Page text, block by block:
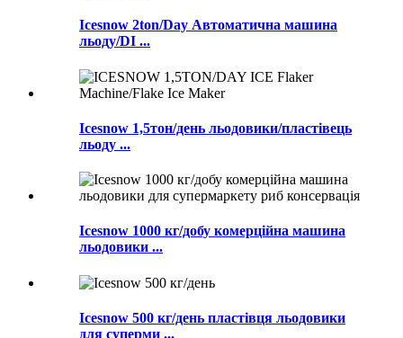
Icesnow 2ton/Day Автоматична машина
льоду/DI ...
Icesnow 1,5тон/день льодовики/пластівець
льоду ...
Icesnow 1000 кг/добу комерційна машина
льодовики ...
Icesnow 500 кг/день пластівця льодовики
для суперми ...